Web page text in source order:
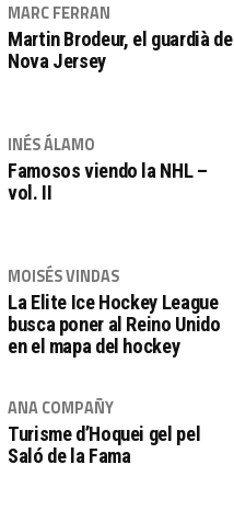
MARC FERRAN
Martin Brodeur, el guardià de
Nova Jersey
INÉS ÁLAMO
Famosos viendo la NHL –
vol. II
MOISÉS VINDAS
La Elite Ice Hockey League
busca poner al Reino Unido
en el mapa del hockey
ANA COMPAÑY
Turisme d’Hoquei gel pel
Saló de la Fama